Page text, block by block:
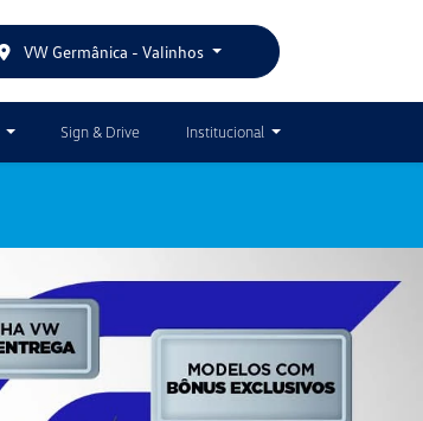
VW Germânica - Valinhos
Sign & Drive Institucional